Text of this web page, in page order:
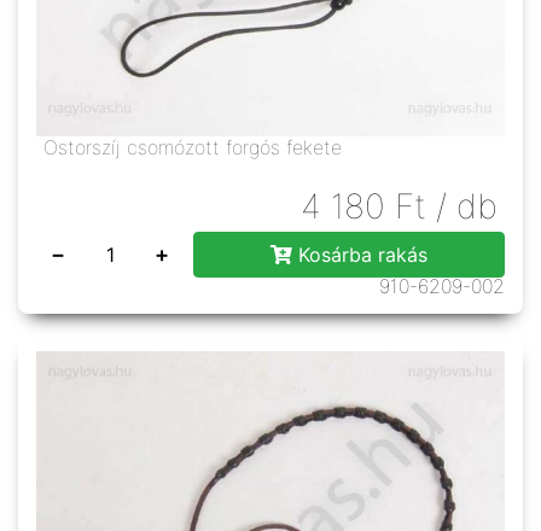
Ostorszíj csomózott forgós fekete
4 180 Ft / db
− +
Kosárba rakás
910-6209-002